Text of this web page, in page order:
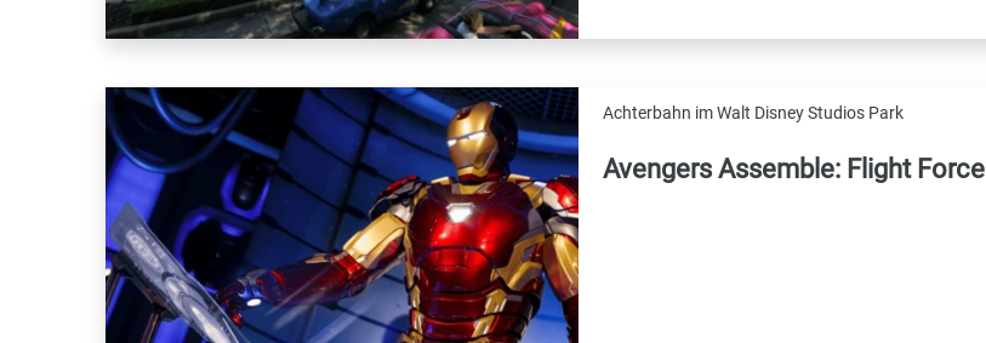
Achterbahn im Walt Disney Studios Park
Avengers Assemble: Flight Force